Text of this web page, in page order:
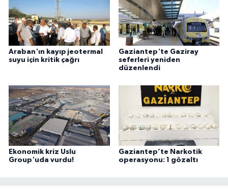
Araban'ın kayıp jeotermal
suyu için kritik çağrı
Gaziantep'te Gaziray
seferleri yeniden
düzenlendi
Ekonomik kriz Uslu
Group'uda vurdu!
Gaziantep’te Narkotik
operasyonu: 1 gözaltı